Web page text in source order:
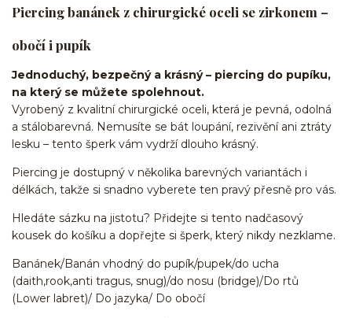
Piercing banánek z chirurgické oceli se zirkonem –
obočí i pupík
Jednoduchý, bezpečný a krásný – piercing do pupíku,
na který se můžete spolehnout.
Vyrobený z kvalitní chirurgické oceli, která je pevná, odolná
a stálobarevná. Nemusíte se bát loupání, rezivění ani ztráty
lesku – tento šperk vám vydrží dlouho krásný.
Piercing je dostupný v několika barevných variantách i
délkách, takže si snadno vyberete ten pravý přesně pro vás.
Hledáte sázku na jistotu? Přidejte si tento nadčasový
kousek do košíku a dopřejte si šperk, který nikdy nezklame.
Banánek/Banán vhodný do pupík/pupek/do ucha
(daith,rook,anti tragus, snug)/do nosu (bridge)/Do rtů
(Lower labret)/ Do jazyka/ Do obočí